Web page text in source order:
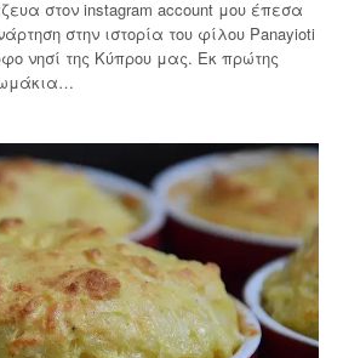
στον instagram account μου έπεσα
στην ιστορία του φίλου Panayioti
νησί της Κύπρου μας. Εκ πρώτης